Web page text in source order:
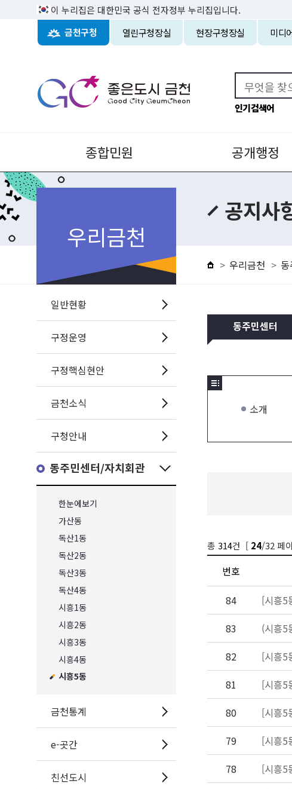
이 누리집은 대한민국 공식 전자정부 누리집입니다.
금천구청 열린구청장실 현장구청장실 미디
인기검색어
종합민원 공개행정
우리금천
일반현황
구정운영
구정핵심현안
금천소식
구청안내
동주민센터/자치회관
한눈에보기
가산동
독산1동
독산2동
독산3동
독산4동
시흥1동
시흥2동
시흥3동
시흥4동
시흥5동
금천통계
e-곳간
친선도시
공지사
우리금천
동주민센터
소개
총 314건 [ 24/32 페
번호
84
[시흥5
83
(시흥5
82
[시흥5
81
[시흥5
80
[시흥5
79
[시흥5
78
[시흥5